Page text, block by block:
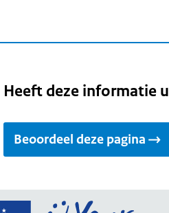
Heeft deze informatie
Beoordeel deze pagina
Ga